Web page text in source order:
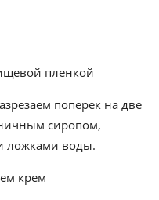
поперек на две
сиропом,
ложками воды.